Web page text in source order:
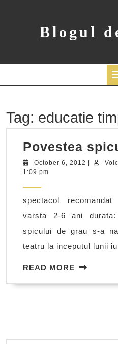
Blogul
Tag: educatie
Povestea
October 6, 2012 October
1:09 pm
spectacol
varsta 2-6 ani
spicului de grau s-a
teatru la inceputul lunii
READ MORE READ